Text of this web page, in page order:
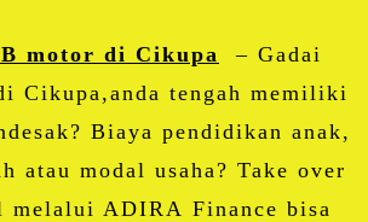
motor di Cikupa
– Gadai
Cikupa,anda tengah memiliki
Biaya pendidikan anak,
atau modal usaha? Take over
ADIRA Finance bisa